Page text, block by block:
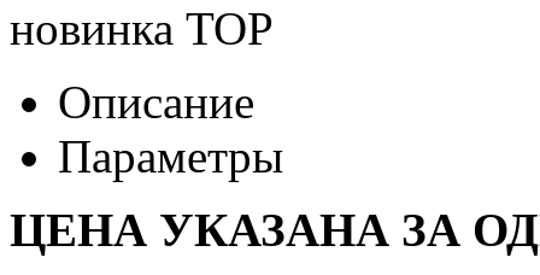
новинка TOP
Описание
Параметры
ЦЕНА УКАЗАНА ЗА